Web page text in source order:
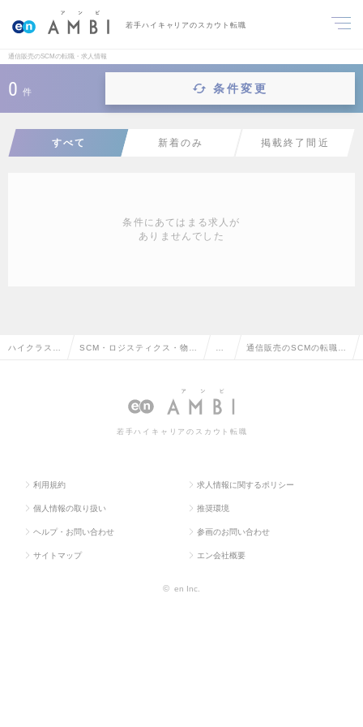
若手ハイキャリアのスカウト転職
通信販売のSCMの転職・求人情報
0 件 条件変更
すべて 新着のみ 掲載終了間近
条件にあてはまる求人が
ありませんでした
ハイクラス求 SCM・ロジスティクス・物 通信販売のSCMの転職・
若手ハイキャリアのスカウト転職
利用規約 求人情報に関するポリシー
個人情報の取り扱い 推奨環境
ヘルプ・お問い合わせ 参画のお問い合わせ
サイトマップ エン会社概要
© en Inc.